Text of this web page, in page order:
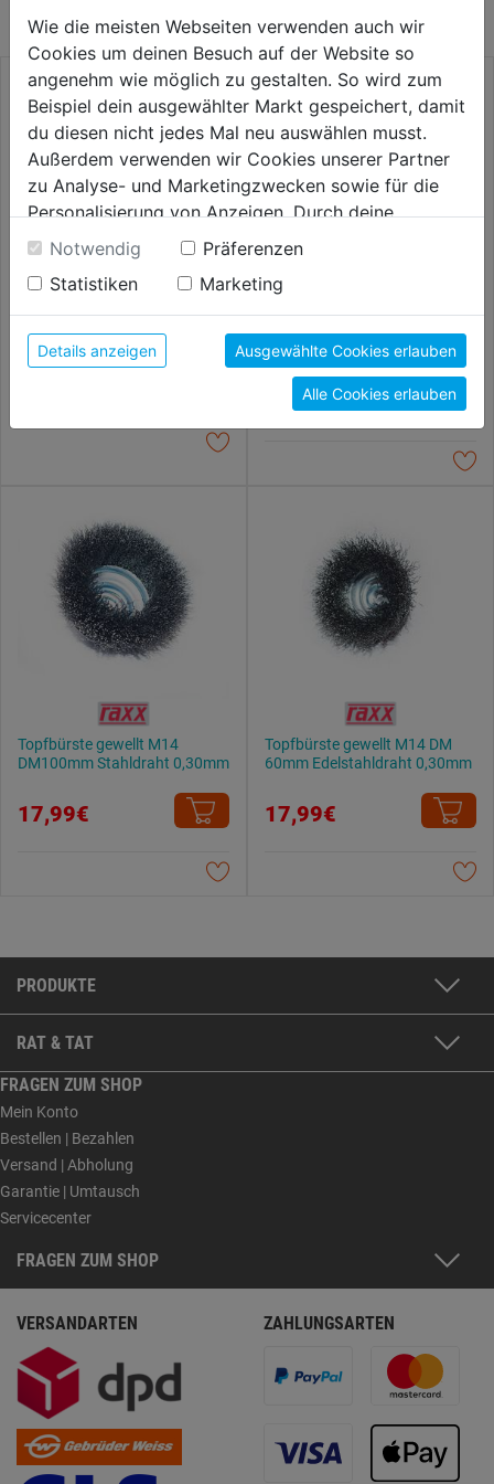
Kegelbürste gezopft M14 DM
100mm Stahldraht 0,50mm
Kegelbürste gezopft M14
Stahldraht 0,50mm SB
17,59€
Topfbürste gewellt M14
DM100mm Stahldraht 0,30mm
17,99€
Topfbürste gewellt M14 DM
60mm Edelstahldraht 0,30mm
17,99€
PRODUKTE
RAT & TAT
FRAGEN ZUM SHOP
Mein Konto
Bestellen | Bezahlen
Versand | Abholung
Garantie | Umtausch
Servicecenter
FRAGEN ZUM SHOP
VERSANDARTEN ZAHLUNGSARTEN
Wie die meisten Webseiten verwenden auch wir
Cookies um deinen Besuch auf der Website so
angenehm wie möglich zu gestalten. So wird zum
Beispiel dein ausgewählter Markt gespeichert, damit
du diesen nicht jedes Mal neu auswählen musst.
Außerdem verwenden wir Cookies unserer Partner
zu Analyse- und Marketingzwecken sowie für die
Personalisierung von Anzeigen. Durch deine
Einwilligung werden die Daten von Drittanbieter,
unter anderem auch in den USA, verarbeitet.
Durch Klick auf "Alle Cookies erlauben" stimmst du
der Verwendung aller Cookies zu. Unter "Details
anzeigen" findest du alle Infos zu den
unterschiedlichen Cookies, unter "Cookies
Konfigurieren" kannst du auswählen, welche Cookies
du zulassen möchtest und welche nicht.
Weitere Informationen findest du in unserer
Notwendig
Präferenzen
Statistiken
Marketing
Details anzeigen Ausgewählte Cookies erlauben
Alle Cookies erlauben